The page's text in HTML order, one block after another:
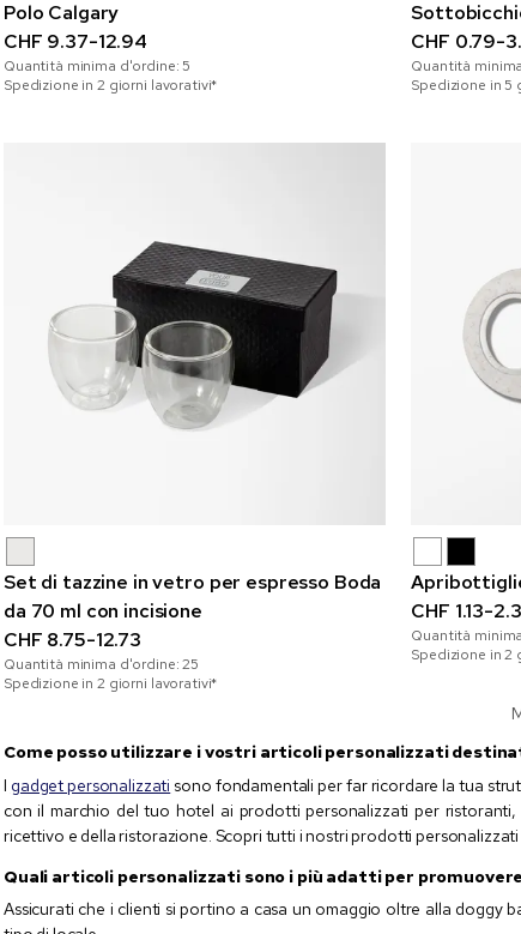
Polo Calgary
CHF 9.37-12.94
Quantità minima d'ordine:5
Spedizione in 2 giorni lavorativi*
CHF 0.79-
Quantità
Spedizione in 5
Set di tazzine in vetro per espresso Boda
da 70 ml con incisione
CHF 8.75-12.73
Quantità minima d'ordine:25
Spedizione in 2 giorni lavorativi*
CHF 1.13-
Quantità
Spedizione in 2
Come posso utilizzare i vostri articoli personalizzati
I gadget personalizzati sono fondamentali per far ricordare la tua
con il marchio del tuo hotel ai prodotti personalizzati per
ricettivo e della ristorazione. Scopri tutti i nostri prodotti
Quali articoli personalizzati sono i più adatti per
Assicurati che i clienti si portino a casa un omaggio oltre alla doggy